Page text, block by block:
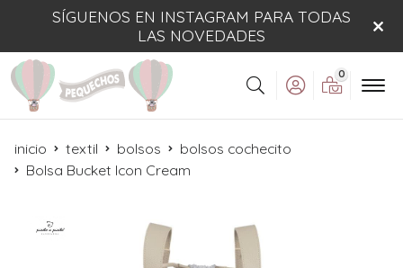
SÍGUENOS EN INSTAGRAM PARA TODAS
LAS NOVEDADES
Buscar
0
inicio textil bolsos
bolsos cochecito
Bolsa Bucket Icon Cream